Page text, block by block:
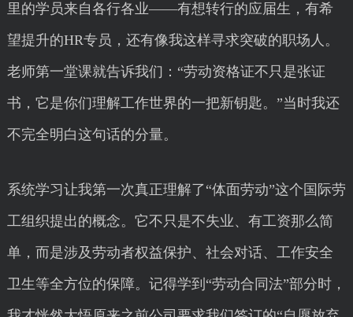
里的学员来自各行各业——有想转行的应届生，有希
望提升的HR专员，还有像我这样寻求突破的职场人。
老师第一堂课就告诉我们：“劳动资格证不只是张证
书，它是你们理解工作世界的一把新钥匙。”当时我还
不完全明白这句话的分量。
系统学习让我第一次真正理解了“体面劳动”这个国际劳
工组织提出的概念。它不只是不失业、有工资那么简
单，而是涉及劳动者权益保护、社会对话、工作安全
卫生等全方位的保障。记得学到“劳动合同法”部分时，